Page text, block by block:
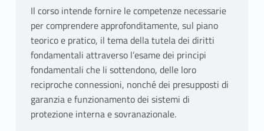
Il corso intende fornire le competenze necessarie
per comprendere approfonditamente, sul piano
teorico e pratico, il tema della tutela dei diritti
fondamentali attraverso l’esame dei principi
fondamentali che li sottendono, delle loro
reciproche connessioni, nonché dei presupposti di
garanzia e funzionamento dei sistemi di
protezione interna e sovranazionale.